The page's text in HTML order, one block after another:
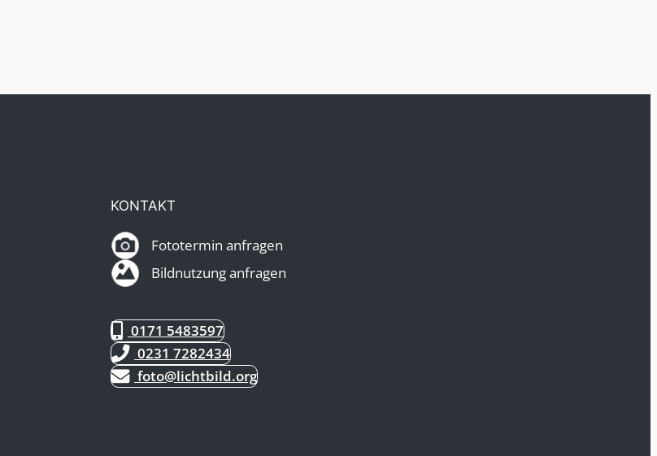
KONTAKT
Fototermin anfragen
Bildnutzung anfragen
0171 5483597
0231 7282434
foto@lichtbild.org